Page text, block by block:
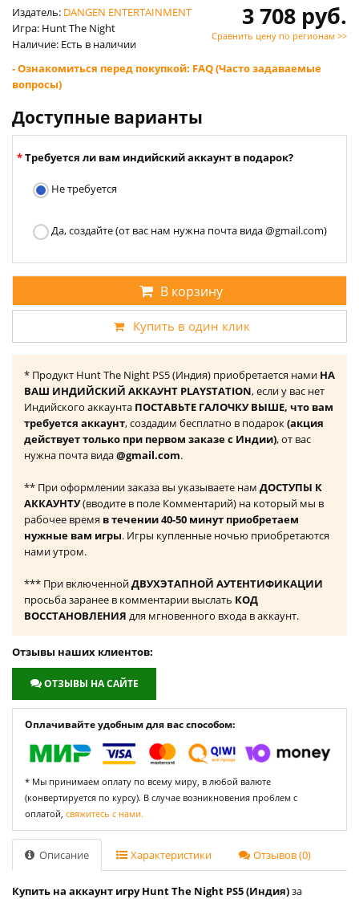
Издатель: DANGEN ENTERTAINMENT
Игра: Hunt The Night
Наличие: Есть в наличии
3 708 руб.
Сравнить цену по регионам >>
- Ознакомиться перед покупкой: FAQ (Часто задаваемые
вопросы)
Доступные варианты
Требуется ли вам индийский аккаунт в подарок?
Не требуется
Да, создайте (от вас нам нужна почта вида @gmail.com)
В корзину
Купить в один клик
* Продукт Hunt The Night PS5 (Индия) приобретается нами НА
ВАШ ИНДИЙСКИЙ АККАУНТ PLAYSTATION, если у вас нет
Индийского аккаунта ПОСТАВЬТЕ ГАЛОЧКУ ВЫШЕ, что вам
требуется аккаунт, создадим бесплатно в подарок(акция
действует только при первом заказе с Индии), от вас
нужна почта вида@gmail.com.
** При оформлении заказа вы указываете нам ДОСТУПЫ К
АККАУНТУ(вводите в поле Комментарий) на который мы в
рабочее время в течении 40-50 минут приобретаем
нужные вам игры. Игры купленные ночью приобретаются
нами утром.
*** При включеннойДВУХЭТАПНОЙ АУТЕНТИФИКАЦИИ
просьба заранее в комментарии выслать КОД
ВОССТАНОВЛЕНИЯ для мгновенного входа в аккаунт.
Отзывы наших клиентов:
ОТЗЫВЫ НА САЙТЕ
Оплачивайте удобным для вас способом:
* Мы принимаем оплату по всему миру, в любой валюте
(конвертируется по курсу). В случае возникновения проблем с
оплатой, свяжитесь с нами.
Описание Характеристики Отзывов (0)
Купить на аккаунт игру Hunt The Night PS5 (Индия)за